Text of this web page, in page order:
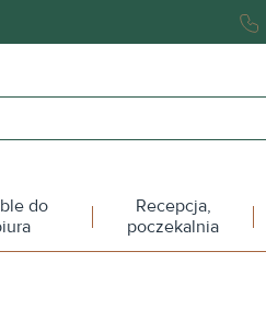
do
Recepcja,
poczekalnia